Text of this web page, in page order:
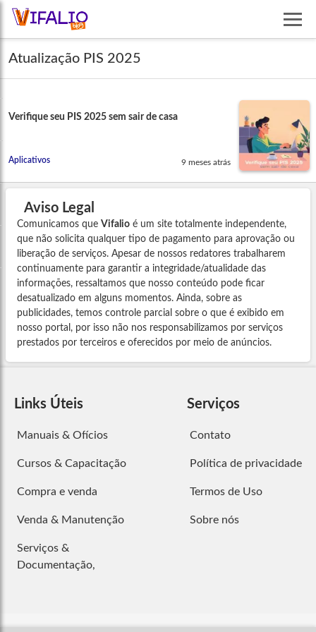
Atualização PIS 2025
Verifique seu PIS 2025 sem sair de casa
Aplicativos 9 meses atrás
Aviso Legal
Comunicamos que Vifalio é um site totalmente independente,
que não solicita qualquer tipo de pagamento para aprovação ou
liberação de serviços. Apesar de nossos redatores trabalharem
continuamente para garantir a integridade/atualidade das
informações, ressaltamos que nosso conteúdo pode ficar
desatualizado em alguns momentos. Ainda, sobre as
publicidades, temos controle parcial sobre o que é exibido em
nosso portal, por isso não nos responsabilizamos por serviços
prestados por terceiros e oferecidos por meio de anúncios.
Links Úteis
Manuais & Ofícios
Cursos & Capacitação
Compra e venda
Venda & Manutenção
Serviços &
Documentação,
Serviços
Contato
Política de privacidade
Termos de Uso
Sobre nós